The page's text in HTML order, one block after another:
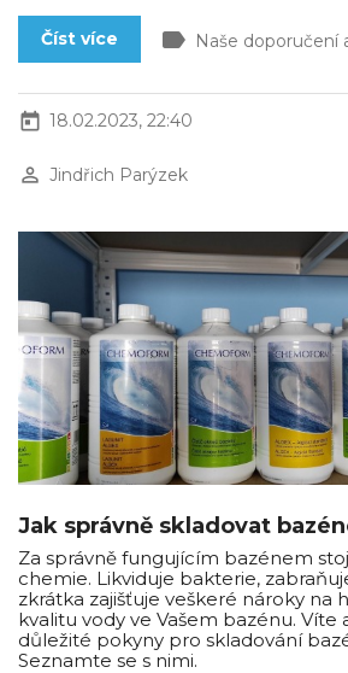
Číst více label Naše doporučení
today 18.02.2023, 22:40
perm_identity Jindřich Parýzek
Jak správně skladovat
Za správně fungujícím bazénem
chemie. Likviduje bakterie,
zkrátka zajišťuje veškeré nároky na
kvalitu vody ve Vašem bazénu. Víte
důležité pokyny pro skladování
Seznamte se s nimi.